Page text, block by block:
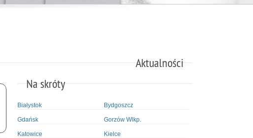
Aktualności
Na skróty
Białystok Bydgoszcz
Gdańsk Gorzów Wlkp.
Katowice Kielce